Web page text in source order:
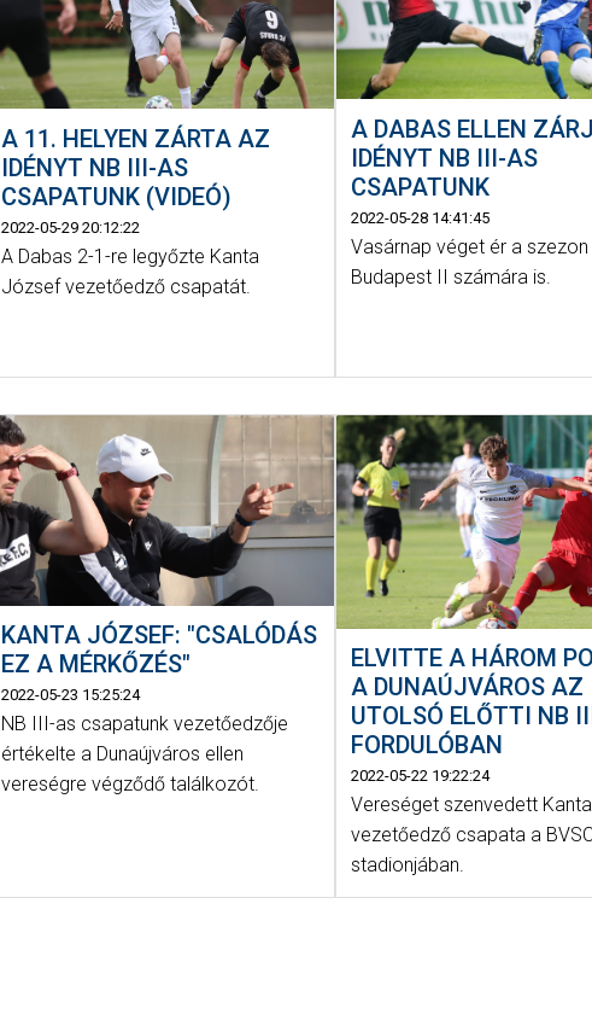
A 11. HELYEN ZÁRTA AZ
IDÉNYT NB III-AS
CSAPATUNK (VIDEÓ)
2022-05-29 20:12:22
A Dabas 2-1-re legyőzte Kanta
József vezetőedző csapatát.
A DABAS ELLEN
IDÉNYT NB III-AS
CSAPATUNK
2022-05-28 14:41:45
Vasárnap véget ér a szezon
Budapest II számára is.
KANTA JÓZSEF: "CSALÓDÁS
EZ A MÉRKŐZÉS"
2022-05-23 15:25:24
NB III-as csapatunk vezetőedzője
értékelte a Dunaújváros ellen
vereségre végződő találkozót.
ELVITTE A HÁROM
A DUNAÚJVÁROS AZ
UTOLSÓ ELŐTTI NB
FORDULÓBAN
2022-05-22 19:22:24
Vereséget szenvedett
vezetőedző csapata a
stadionjában.